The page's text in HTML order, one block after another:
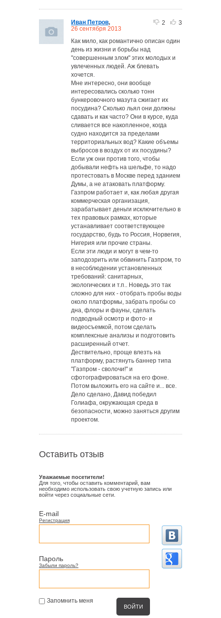
2 3
Иван Петров,
26 сентября 2013
Как мило, как романтично описан один
день из жизни и борьбы над
"совершенным злом" этих молодых и
увлеченных людей. Аж блевать
хочется.
Мне интересно, они вообще
интересовались сколько тонн
бункеровочного мазута сжигает их
посудина? Сколько льял они должны
сдавать и как часто? Они в курсе, куда
сливается все накопленное, когда
судно находится за пределами
территориальных вод? Какие объемы
выбросов в воздух от их посудины?
Если уж они против того, чтобы
добывали нефть на шельфе, то надо
протестовать в Москве перед зданием
Думы, а не атаковать платформу.
Газпром работает и, как любая другая
коммерческая организация,
зарабатывает деньги исключительно в
тех правовых рамках, которые
устанавливает соответствующее
государство, будь то Россия, Норвегия,
Нигерия или прочие страны.
Если эти люди и могут в чем-то
заподозрить или обвинить Газпром, то
в несоблюдении установленных
требований: санитарных,
экологических и т.п.. Новедь это так
сложно для них - отобрать пробы воды
около платформы, забрать пробы со
дна, флоры и фауны, сделать
подводный осмотр и фото- и
видеосъемкой, потом сделать
комплексные анализы и подготовить
расширенный отчет.
Дествительно, проще влезть на
платформу, растянуть баннер типа
"Газпром - сволочи!" и
сфотографироваться на его фоне.
Потом выложить его на сайте и... все.
Дело сделано, Давид победил
Голиафа, окружающая среда в
безопасности, можно заняться другим
проектом.
Оставить отзыв
Уважаемые посетители!
Для того, чтобы оставить комментарий, вам
необходимо использовать свою учетную запись или
войти через социальные сети.
E-mail
Регистрация
Пароль
Забыли пароль?
Запомнить меня